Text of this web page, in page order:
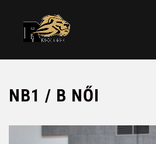
NB1 / B NŐI